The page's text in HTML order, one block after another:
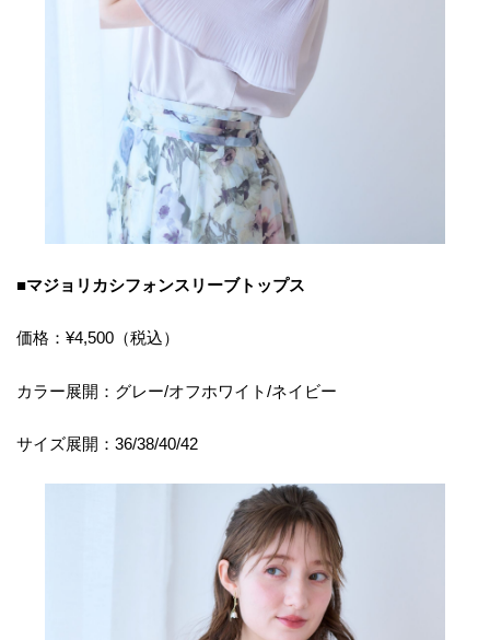
■マジョリカシフォンスリーブトップス
価格：¥4,500（税込）
カラー展開：グレー/オフホワイト/ネイビー
サイズ展開：36/38/40/42